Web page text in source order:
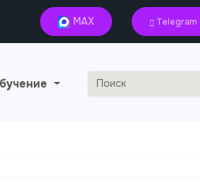
MAX Telegram